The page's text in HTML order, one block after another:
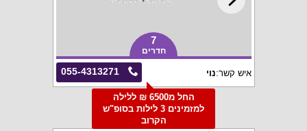
7
חדרים
055-4313271 איש קשר:נוי
החל מ6500 ₪ ללילה
למזמינים 3 לילות בסופ"ש
הקרוב